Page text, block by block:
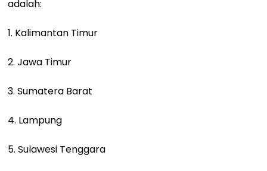
adalah:
1. Kalimantan Timur
2. Jawa Timur
3. Sumatera Barat
4. Lampung
5. Sulawesi Tenggara